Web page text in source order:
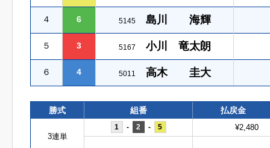
４ 6 5145 島川 海輝
５ 3 5167 小川 竜太朗
６ 4 5011 高木 圭大
勝式 組番 払戻金
3連単
1 - 2 - 5 ¥2,480